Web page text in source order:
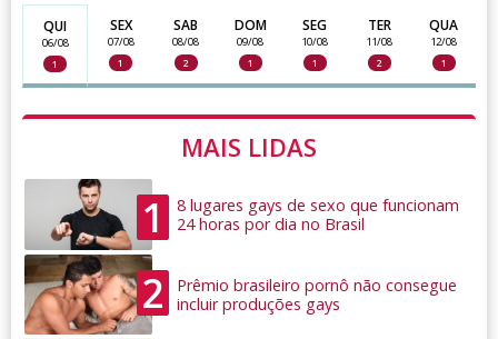
QUI
06/08
1
SEX
07/08
1
SAB
08/08
2
DOM
09/08
1
SEG
10/08
1
TER
11/08
2
QUA
12/08
1
MAIS LIDAS
1
8 lugares gays de sexo que funcionam
24 horas por dia no Brasil
2
Prêmio brasileiro pornô não consegue
incluir produções gays